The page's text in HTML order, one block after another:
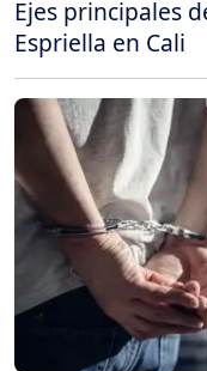
Ejes principales
Espriella en Cali